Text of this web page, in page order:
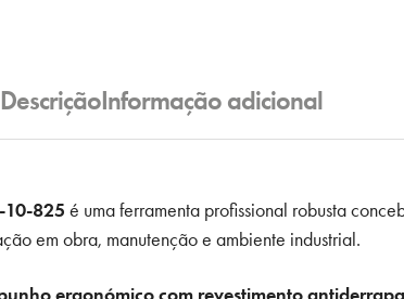
FATMAX®
825
DescriçãoInformação adicional
10-825 é uma ferramenta profissional robusta
em obra, manutenção e ambiente industrial.